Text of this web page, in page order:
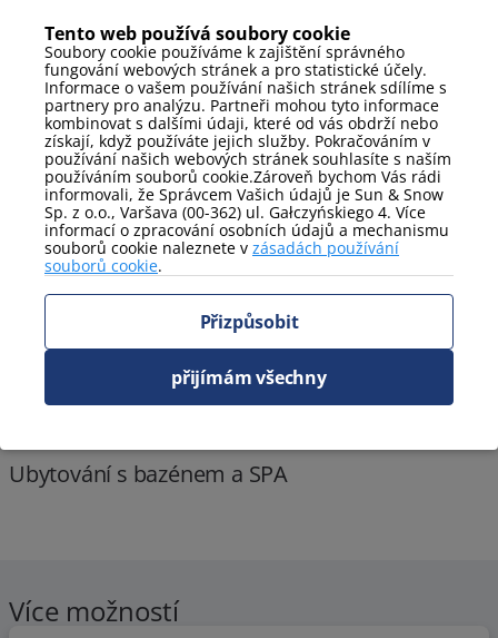
Pobytový balíček s masáží zdarma!
Ubytování s bazénem a SPA
Více možností
Tento web používá soubory cookie
Soubory cookie používáme k zajištění správného
fungování webových stránek a pro statistické účely.
Informace o vašem používání našich stránek sdílíme s
partnery pro analýzu. Partneři mohou tyto informace
kombinovat s dalšími údaji, které od vás obdrží nebo
získají, když používáte jejich služby. Pokračováním v
používání našich webových stránek souhlasíte s naším
používáním souborů cookie.Zároveň bychom Vás rádi
informovali, že Správcem Vašich údajů je Sun & Snow
Sp. z o.o., Varšava (00-362) ul. Gałczyńskiego 4. Více
informací o zpracování osobních údajů a mechanismu
souborů cookie naleznete v zásadách používání
souborů cookie.
Přizpůsobit
přijímám všechny